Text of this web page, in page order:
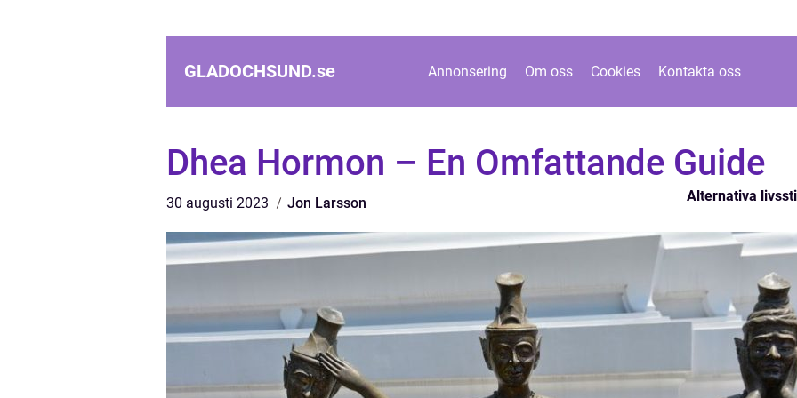
GLADOCHSUND.se Annonsering Om oss Cookies Kontakta oss
Dhea Hormon – En Omfattande Guide
30 augusti 2023 Jon Larsson Alternativa